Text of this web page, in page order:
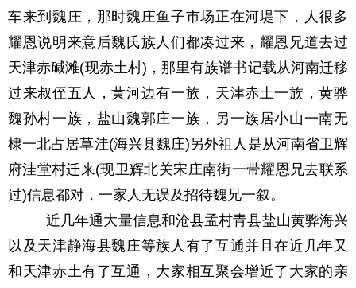
车来到魏庄，那时魏庄鱼子市场正在河堤下，人很多
耀恩说明来意后魏氏族人们都凑过来，耀恩兄道去过
天津赤碱滩(现赤土村) ，那里有族谱书记载从河南迁移
过来叔侄五人，黄河边有一族，天津赤土一族，黄骅
魏孙村一族，盐山魏郭庄一族，另一族居小山一南无
棣一北占居草洼(海兴县魏庄)另外祖人是从河南省卫辉
府洼堂村迁来(现卫辉北关宋庄南街一带耀恩兄去联系
过)信息都对，一家人无误及招待魏兄一叙。
近几年通大量信息和沧县孟村青县盐山黄骅海兴
以及天津静海县魏庄等族人有了互通并且在近几年又
和天津赤土有了互通，大家相互聚会增近了大家的亲